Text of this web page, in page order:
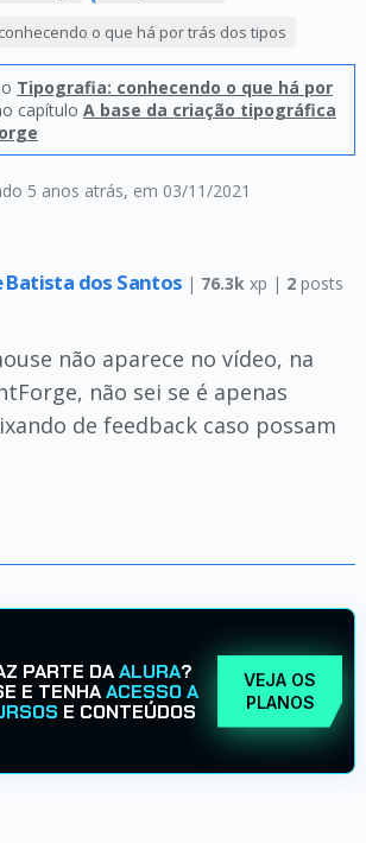
5 anos atrás, em 03/11/2021
o que há por trás dos tipos
Tipografia: conhecendo o que há por
capítulo A base da criação tipográfica
Batista dos Santos | 76.3k xp | 2posts
não aparece no vídeo, na
não sei se é apenas
de feedback caso possam
PARTE DAALURA?
E TENHAACESSO A
E CONTEÚDOS
VEJA OS
PLANOS